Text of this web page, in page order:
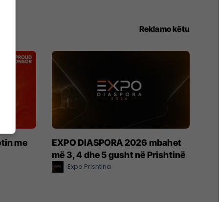
Reklamo këtu
me
EXPO DIASPORA 2026 mbahet
më 3, 4 dhe 5 gusht në Prishtinë
Expo Prishtina